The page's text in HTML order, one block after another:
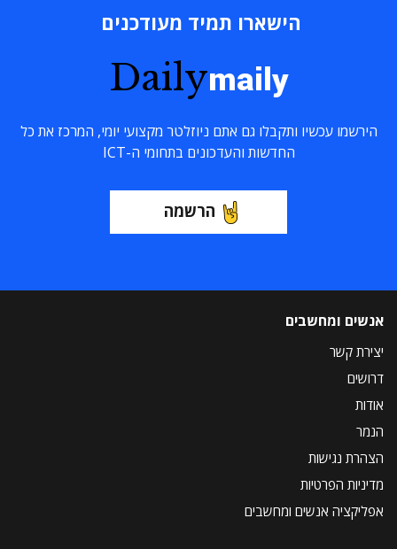
הישארו תמיד מעודכנים
Dailymaily
הירשמו עכשיו ותקבלו גם אתם ניוזלטר מקצועי יומי, המרכז את כל
החדשות והעדכונים בתחומי ה-ICT
הרשמה
אנשים ומחשבים
יצירת קשר
דרושים
אודות
הנמר
הצהרת נגישות
מדיניות הפרטיות
אפליקציה אנשים ומחשבים